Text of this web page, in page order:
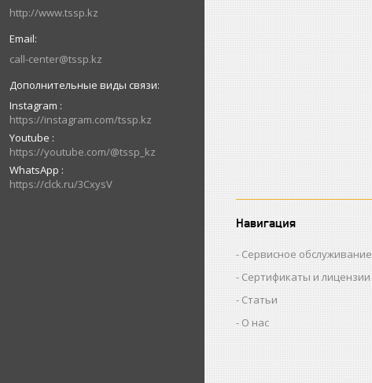
http://www.tssp.kz
call-center@tssp.kz
Instagram
https://instagram.com/tssp.kz
Youtube
https://youtube.com/@tssp_kz
WhatsApp
https://clck.ru/3CxysV
Навигация
Сервисное обслуживание
Сертификаты и лицензии
Статьи
О нас